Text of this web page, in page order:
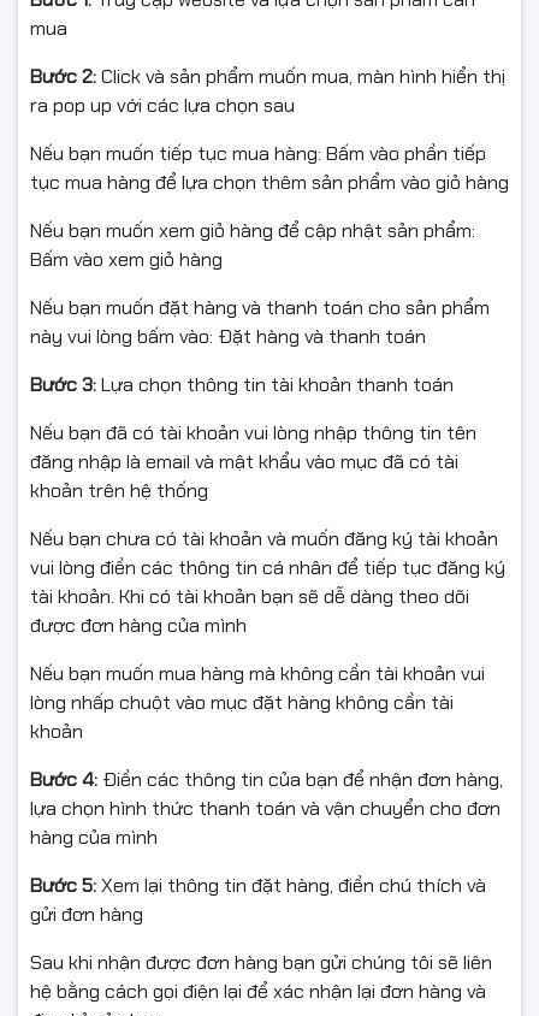
mượt mà trên nhiều loại bề mặt khác nhau — kể cả mặt
Đây là lựa chọn hoàn hảo chonhân viên văn phòng,
sản phẩmổn định – bền bỉ – giá tốt.
🔹 Kết nối USB Plug & Play –
Dễ dàng sử dụng, không cần
cài đặt
cầncắm vào là sử dụng ngaymà không cần cài driver.
Sản phẩm tương thích tốt với hầu hết hệ điều hành
hiện nay nhưWindows 7, 8, 10, 11, MacOSvàLinux
Dây cáp dài 1.5m giúp bạn linh hoạt hơn trong bố trí
không gian làm việc.
🔹 Hiệu suất ổn định – Bền bỉ
theo thời gian
Dell nổi tiếng với các thiết bị ngoại vi có tuổi thọ cao, và
MS116cũng không ngoại lệ. Mỗi phím nhấn được thử
nghiệm hàng triệu lần, đảm bảo hoạt động ổn định
hiệu.
🔹 Ứng dụng linh hoạt – Phù
hợp mọi nhu cầu
dụng cho:
mua
Bước 2:Click và sản phẩm muốn mua, màn hình hiển thị
ra pop up với các lựa chọn sau
Nếu bạn muốn tiếp tục mua hàng: Bấm vào phần tiếp
tục mua hàng để lựa chọn thêm sản phẩm vào giỏ hàng
Nếu bạn muốn xem giỏ hàng để cập nhật sản phẩm:
Bấm vào xem giỏ hàng
Nếu bạn muốn đặt hàng và thanh toán cho sản phẩm
này vui lòng bấm vào: Đặt hàng và thanh toán
Bước 3:Lựa chọn thông tin tài khoản thanh toán
Nếu bạn đã có tài khoản vui lòng nhập thông tin tên
đăng nhập là email và mật khẩu vào mục đã có tài
khoản trên hệ thống
Nếu bạn chưa có tài khoản và muốn đăng ký tài khoản
vui lòng điền các thông tin cá nhân để tiếp tục đăng ký
tài khoản. Khi có tài khoản bạn sẽ dễ dàng theo dõi
được đơn hàng của mình
Nếu bạn muốn mua hàng mà không cần tài khoản vui
lòng nhấp chuột vào mục đặt hàng không cần tài
khoản
Bước 4: Điền các thông tin của bạn để nhận đơn hàng,
lựa chọn hình thức thanh toán và vận chuyển cho đơn
hàng của mình
Bước 5:Xem lại thông tin đặt hàng, điền chú thích và
gửi đơn hàng
Sau khi nhận được đơn hàng bạn gửi chúng tôi sẽ liên
hệ bằng cách gọi điện lại để xác nhận lại đơn hàng và